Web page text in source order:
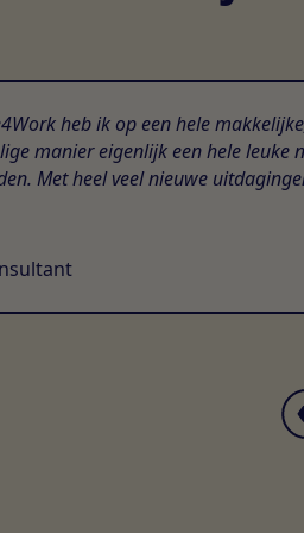
heb ik op een hele
manier eigenlijk een hele leuke
Met heel veel nieuwe